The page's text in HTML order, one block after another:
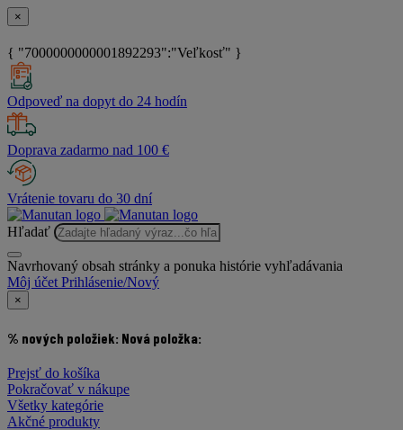
×
{ "7000000000001892293":"Veľkosť" }
Odpoveď na dopyt do 24 hodín
Doprava zadarmo nad 100 €
Vrátenie tovaru do 30 dní
Hľadať
Navrhovaný obsah stránky a ponuka histórie vyhľadávania
Môj účet Prihlásenie/Nový
×
% nových položiek: Nová položka:
Prejsť do košíka
Pokračovať v nákupe
Všetky kategórie
Akčné produkty